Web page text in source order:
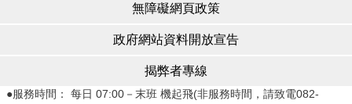
無障礙網頁政策
政府網站資料開放宣告
揭弊者專線
●服務時間： 每日 07:00－末班 機起飛(非服務時間，請致電082-